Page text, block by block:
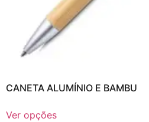
CANETA ALUMÍNIO E BAMBU
Ver opções